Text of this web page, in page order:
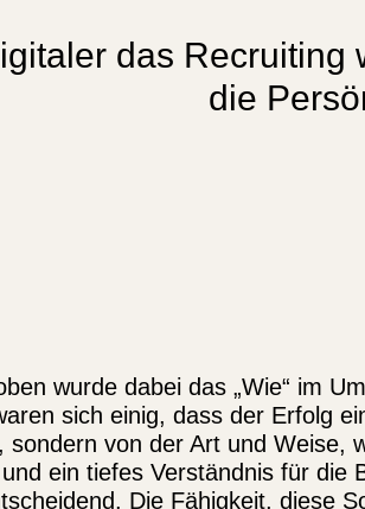
das Recruiting
die
wurde dabei das „Wie“ im
sich einig, dass der Erfolg
sondern von der Art und Weise,
ein tiefes Verständnis für
Die Fähigkeit, diese